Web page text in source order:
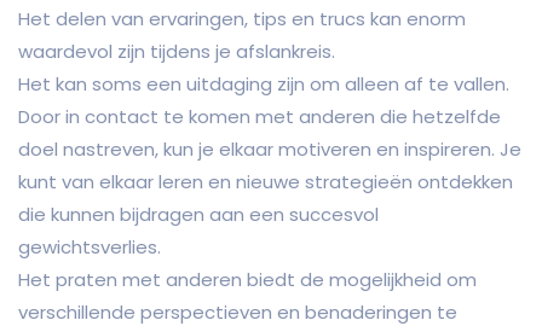
Het delen van ervaringen, tips en trucs kan enorm
waardevol zijn tijdens je afslankreis.
Het kan soms een uitdaging zijn om alleen af te vallen.
Door in contact te komen met anderen die hetzelfde
doel nastreven, kun je elkaar motiveren en inspireren. Je
kunt van elkaar leren en nieuwe strategieën ontdekken
die kunnen bijdragen aan een succesvol
gewichtsverlies.
Het praten met anderen biedt de mogelijkheid om
verschillende perspectieven en benaderingen te